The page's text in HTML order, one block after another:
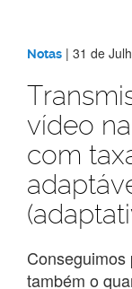
Notas | 31 de
vídeo
com
Conseguimos
também o